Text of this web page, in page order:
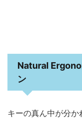
Natural
ン
キーの真ん中が分